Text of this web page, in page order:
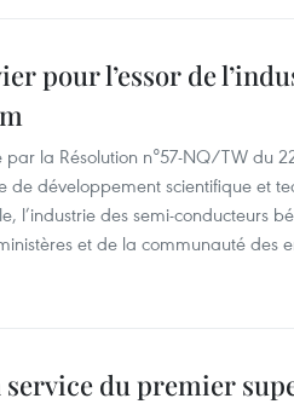
pour l’essor de
la Résolution n°57-NQ/TW du
de développement scientifique et
l’industrie des semi-conducteurs
et de la communauté des
service du premier